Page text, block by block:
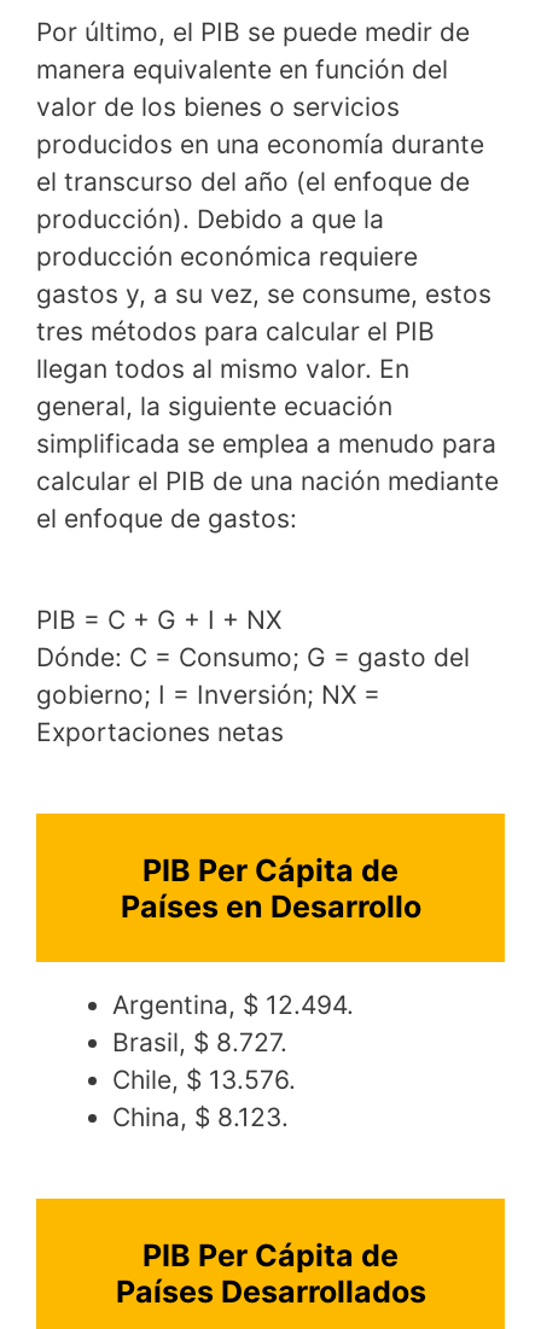
Por último, el PIB se puede medir de
manera equivalente en función del
valor de los bienes o servicios
producidos en una economía durante
el transcurso del año (el enfoque de
producción). Debido a que la
producción económica requiere
gastos y, a su vez, se consume, estos
tres métodos para calcular el PIB
llegan todos al mismo valor. En
general, la siguiente ecuación
simplificada se emplea a menudo para
calcular el PIB de una nación mediante
el enfoque de gastos:
PIB = C + G + I + NX
Dónde: C = Consumo; G = gasto del
gobierno; I = Inversión; NX =
Exportaciones netas
PIB Per Cápita de
Países en Desarrollo
Argentina, $ 12.494.
Brasil, $ 8.727.
Chile, $ 13.576.
China, $ 8.123.
PIB Per Cápita de
Países Desarrollados